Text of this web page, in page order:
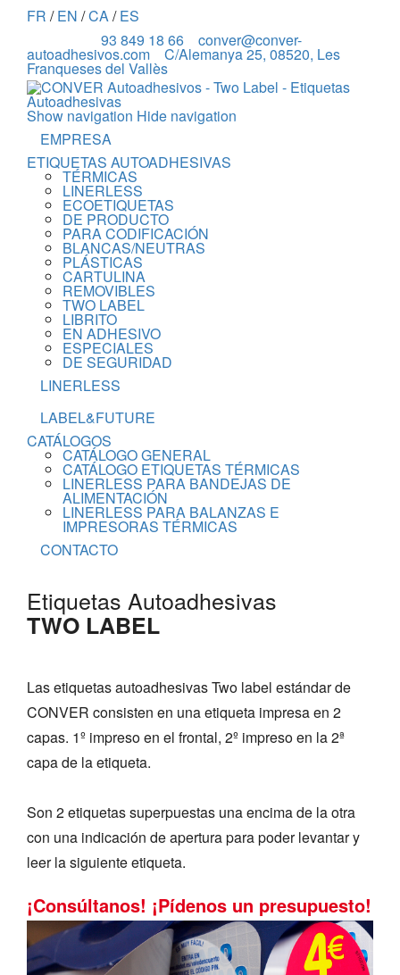
FR /EN /CA/ES
93 849 18 66
conver@conver-
autoadhesivos.com C/Alemanya 25, 08520, Les
Franqueses del Vallès
Show navigation Hide navigation
EMPRESA
ETIQUETAS AUTOADHESIVAS
TÉRMICAS
LINERLESS
ECOETIQUETAS
DE PRODUCTO
PARA CODIFICACIÓN
BLANCAS/NEUTRAS
PLÁSTICAS
CARTULINA
REMOVIBLES
TWO LABEL
LIBRITO
EN ADHESIVO
ESPECIALES
DE SEGURIDAD
LINERLESS
LABEL&FUTURE
CATÁLOGOS
CATÁLOGO GENERAL
CATÁLOGO ETIQUETAS TÉRMICAS
LINERLESS PARA BANDEJAS DE
ALIMENTACIÓN
LINERLESS PARA BALANZAS E
IMPRESORAS TÉRMICAS
CONTACTO
Etiquetas Autoadhesivas
TWO LABEL
Las etiquetas autoadhesivas Two label estándar de
CONVER consisten en una etiqueta impresa en 2
capas. 1º impreso en el frontal, 2º impreso en la 2ª
capa de la etiqueta.
Son 2 etiquetas superpuestas una encima de la otra
con una indicación de apertura para poder levantar y
leer la siguiente etiqueta.
¡Consúltanos! ¡Pídenos un presupuesto!